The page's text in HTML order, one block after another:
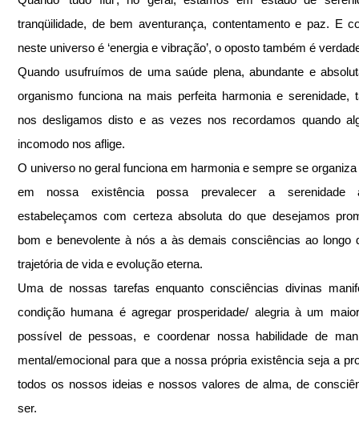
tranqüilidade, de bem aventurança, contentamento e paz. E
neste universo é ‘energia e vibração’, o oposto também é
Quando usufruímos de uma saúde plena, abundante e
organismo funciona na mais perfeita harmonia e serenidade,
nos desligamos disto e as vezes nos recordamos quando
incomodo nos aflige.
O universo no geral funciona em harmonia e sempre se
em nossa existência possa prevalecer a serenidade
estabeleçamos com certeza absoluta do que desejamos
bom e benevolente à nós a às demais consciências ao longo
trajetória de vida e evolução eterna.
Uma de nossas tarefas enquanto consciências divinas
condição humana é agregar prosperidade/ alegria à um
possível de pessoas, e coordenar nossa habilidade de
mental/emocional para que a nossa própria existência seja a
todos os nossos ideias e nossos valores de alma, de
ser.